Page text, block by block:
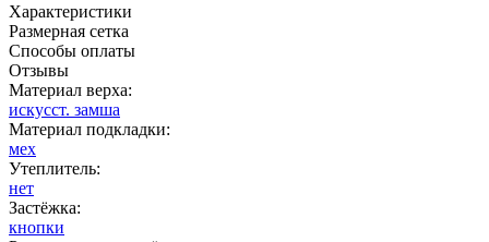
Характеристики
Размерная сетка
Способы оплаты
Отзывы
Материал верха:
искусст. замша
Материал подкладки:
мех
Утеплитель:
нет
Застёжка:
кнопки